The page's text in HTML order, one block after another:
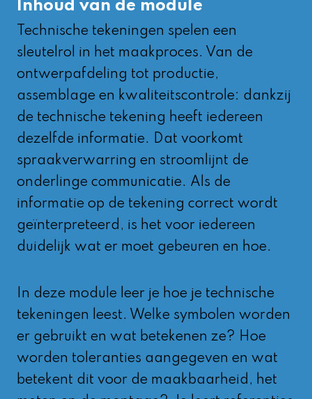
Inhoud van de module
Technische tekeningen spelen een
sleutelrol in het maakproces. Van de
ontwerpafdeling tot productie,
assemblage en kwaliteitscontrole: dankzij
de technische tekening heeft iedereen
dezelfde informatie. Dat voorkomt
spraakverwarring en stroomlijnt de
onderlinge communicatie. Als de
informatie op de tekening correct wordt
geïnterpreteerd, is het voor iedereen
duidelijk wat er moet gebeuren en hoe.
In deze module leer je hoe je technische
tekeningen leest. Welke symbolen worden
er gebruikt en wat betekenen ze? Hoe
worden toleranties aangegeven en wat
betekent dit voor de maakbaarheid, het